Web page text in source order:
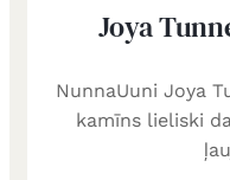
Joya
NunnaUuni Joya
kamīns lieliski